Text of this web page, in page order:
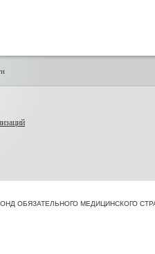
ОБЯЗАТЕЛЬНОГО МЕДИЦИНСКОГО